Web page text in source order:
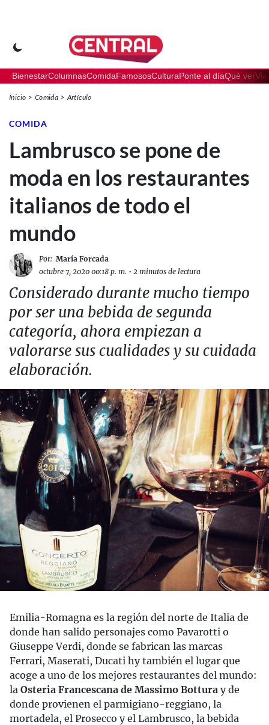
BienestarColumnasComidaFamososCulturaPonte al díaQué ver
Inicio Comida Artículo
COMIDA
Lambrusco se pone de
moda en los restaurantes
italianos de todo el
mundo
Por: María Forcada
octubre 7, 2020 00:18 p. m. • 2 minutos de lectura
Considerado durante mucho tiempo
por ser una bebida de segunda
categoría, ahora empiezan a
valorarse sus cualidades y su cuidada
elaboración.
Emilia-Romagna es la región del norte de Italia de
donde han salido personajes como Pavarotti o
Giuseppe Verdi, donde se fabrican las marcas
Ferrari, Maserati, Ducati hy también el lugar que
acoge a uno de los mejores restaurantes del mundo:
la Osteria Francescana de Massimo Bottura y de
donde provienen el parmigiano-reggiano, la
mortadela, el Prosecco y el Lambrusco, la bebida